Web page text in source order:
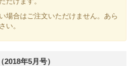
場合はご注文いただけません。あら
い。
2018年5月号）